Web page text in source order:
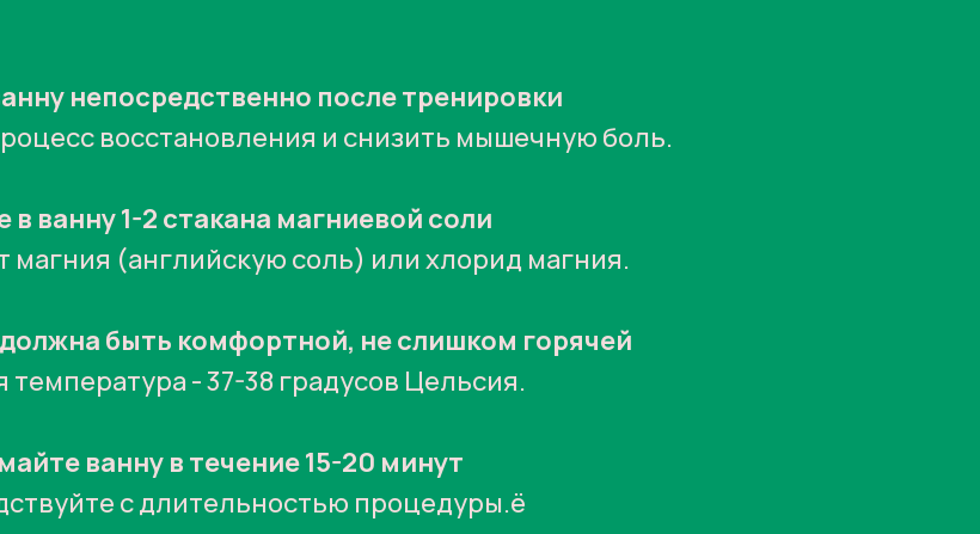
непосредственно после тренировки
восстановления и снизить мышечную боль.
в ванну 1-2 стакана магниевой соли
магния (английскую соль) или хлорид магния.
быть комфортной, не слишком горячей
- 37-38 градусов Цельсия.
ванну в течение 15-20 минут
с длительностью процедуры.ё